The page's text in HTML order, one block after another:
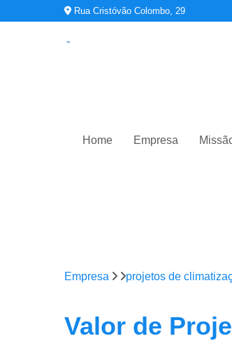
Rua Cristóvão Colombo, 29
Home Empresa
Empresa projetos de
Valor de